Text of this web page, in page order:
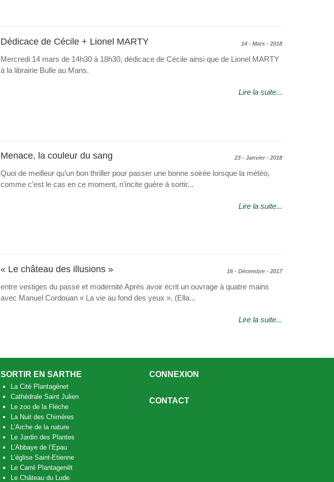
14 - Mars - 2018
Dédicace de Cécile + Lionel MARTY
Mercredi 14 mars de 14h30 à 18h30, dédicace de Cécile ainsi que de Lionel MARTY
à la librairie Bulle au Mans.
Lire la suite...
23 - Janvier - 2018
Menace, la couleur du sang
Quoi de meilleur qu’un bon thriller pour passer une bonne soirée lorsque la météo,
comme c’est le cas en ce moment, n’incite guère à sortir...
Lire la suite...
16 - Décembre - 2017
« Le château des illusions »
entre vestiges du passé et modernité Après avoir écrit un ouvrage à quatre mains
avec Manuel Cordouan « La vie au fond des yeux », (Ella...
Lire la suite...
SORTIR EN SARTHE
La Cité Plantagênet
Cathédrale Saint Julien
Le zoo de la Flèche
La Nuit des Chimères
L’Arche de la nature
Le Jardin des Plantes
L’Abbaye de l’Epau
L’église Saint-Etienne
Le Carré Plantagenêt
Le Château du Lude
CONNEXION
CONTACT